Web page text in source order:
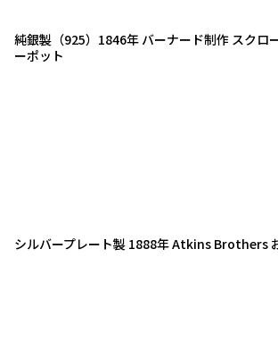
純銀製（925）1846年 バーナード制作 スク
ーポット
シルバープレート製 1888年 Atkins Brothers